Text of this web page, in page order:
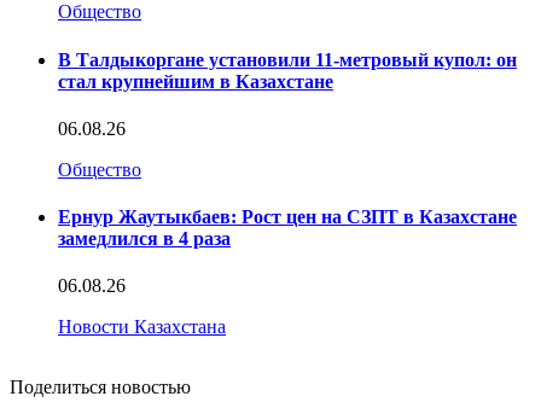
Общество
В Талдыкоргане установили 11-метровый купол: он
стал крупнейшим в Казахстане
06.08.26
Общество
Ернур Жаутыкбаев: Рост цен на СЗПТ в Казахстане
замедлился в 4 раза
06.08.26
Новости Казахстана
Поделиться новостью